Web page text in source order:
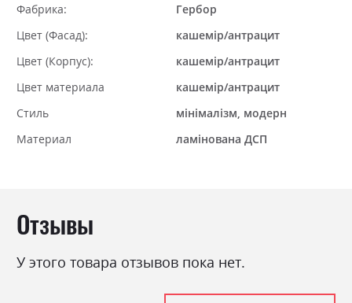
Фабрика:
Гербор
Цвет (Фасад):
кашемір/антрацит
Цвет (Корпус):
кашемір/антрацит
Цвет материала
кашемір/антрацит
Стиль
мінімалізм, модерн
Материал
ламінована ДСП
Отзывы
У этого товара отзывов пока нет.